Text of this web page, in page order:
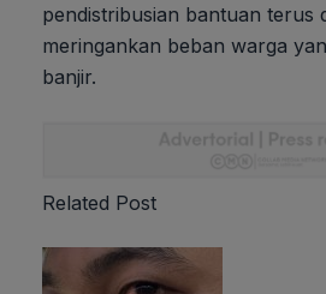
pendistribusian bantuan terus
meringankan beban warga
banjir.
Related Post